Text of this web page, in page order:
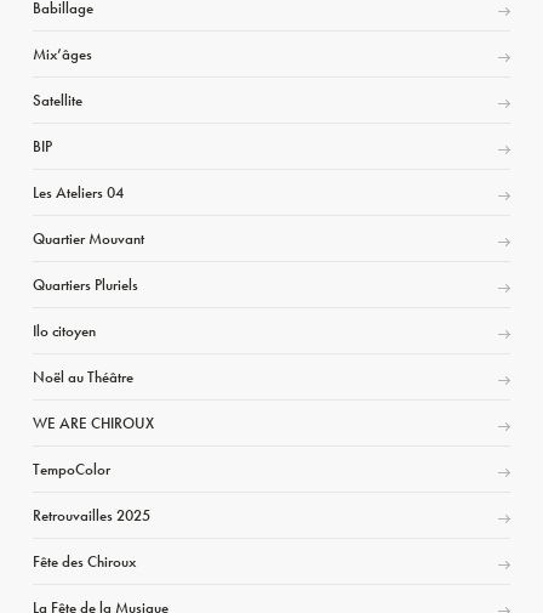
Babillage
Mix’âges
Satellite
BIP
Les Ateliers 04
Quartier Mouvant
Quartiers Pluriels
Ilo citoyen
Noël au Théâtre
WE ARE CHIROUX
TempoColor
Retrouvailles 2025
Fête des Chiroux
La Fête de la Musique